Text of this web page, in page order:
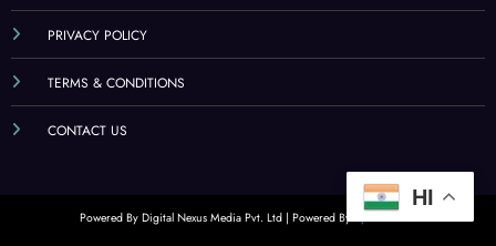
PRIVACY POLICY
TERMS & CONDITIONS
CONTACT US
Powered By Digital Nexus Media Pvt. Ltd | Powered BySpiceThemes
HI